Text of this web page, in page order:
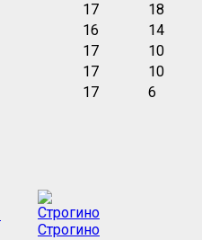
17
18
16
14
17
10
17
10
17 6
Строгино